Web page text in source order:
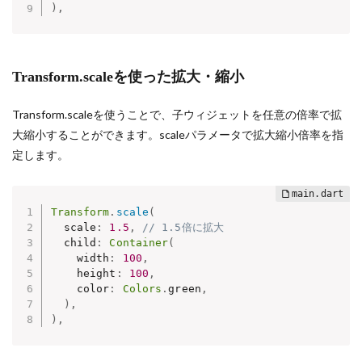
) ,
Transform.scaleを使った拡大・縮小
Transform.scaleを使うことで、子ウィジェットを任意の倍率で拡
大縮小することができます。scaleパラメータで拡大縮小倍率を指
定します。
Transform . scale (
  scale
: 1.5 ,
// 1.5倍に拡大
  child
: Container(
    width
: 100 ,
    height
: 100 ,
    color
: Colors .green ,
) ,
) ,